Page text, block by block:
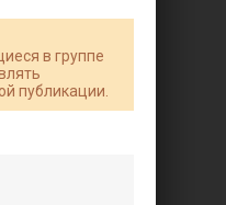
в группе
публикации.